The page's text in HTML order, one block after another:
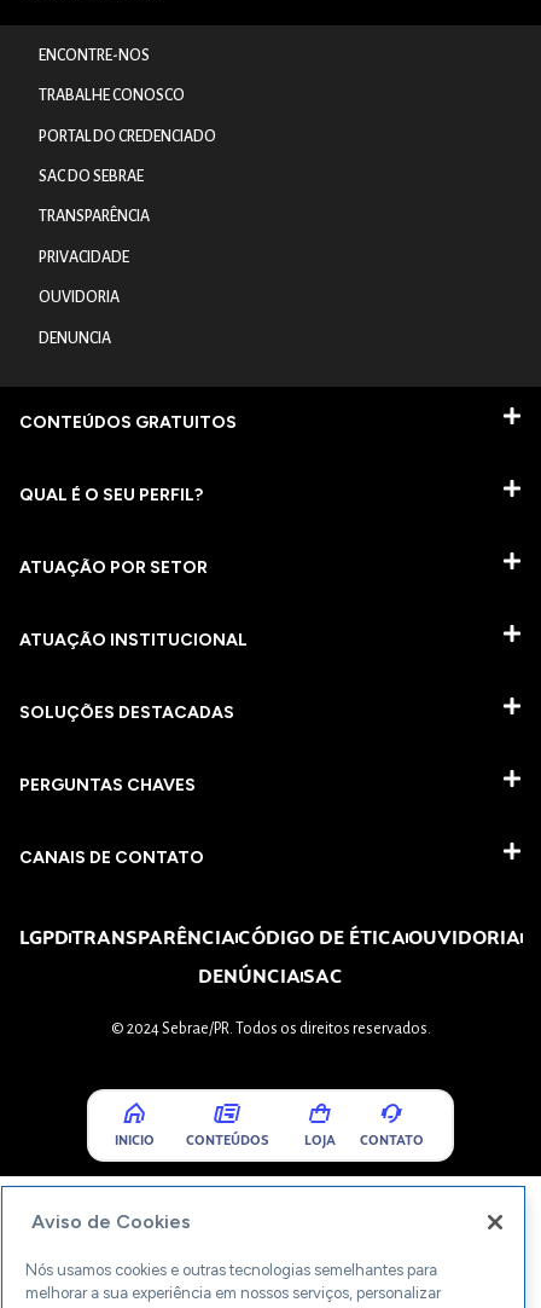
ENCONTRE-NOS
TRABALHE CONOSCO
PORTAL DO CREDENCIADO
SAC DO SEBRAE
TRANSPARÊNCIA
PRIVACIDADE
OUVIDORIA
DENUNCIA
CONTEÚDOS GRATUITOS
QUAL É O SEU PERFIL?
ATUAÇÃO POR SETOR
ATUAÇÃO INSTITUCIONAL
SOLUÇÕES DESTACADAS
PERGUNTAS CHAVES​
CANAIS DE CONTATO
LGPDTRANSPARÊNCIACÓDIGO DE ÉTICAOUVIDORIA
DENÚNCIASAC
© 2024 Sebrae/PR. Todos os direitos reservados.
INICIO CONTEÚDOS LOJA CONTATO
Aviso de Cookies
Nós usamos cookies e outras tecnologias semelhantes para
melhorar a sua experiência em nossos serviços, personalizar